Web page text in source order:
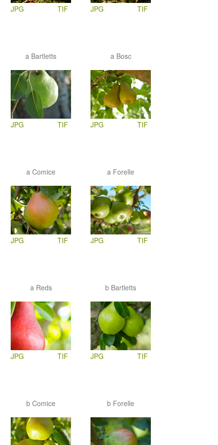
JPG TIF JPG TIF
a Bartletts
JPG TIF
a Bosc
JPG TIF
a Comice
JPG TIF
a Forelle
JPG TIF
a Reds
JPG TIF
b Bartletts
JPG TIF
b Comice b Forelle